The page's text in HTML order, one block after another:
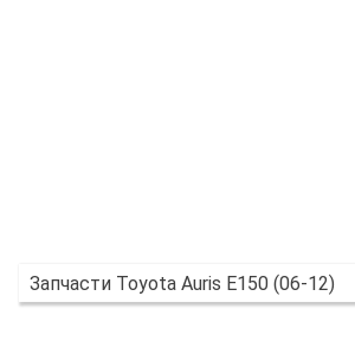
Запчасти Toyota Auris E150 (06-12)